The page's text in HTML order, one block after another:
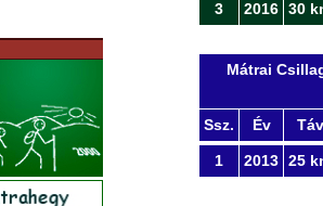
3
2016 30
Mátrai
Ssz. Év Táv
1 2013 25